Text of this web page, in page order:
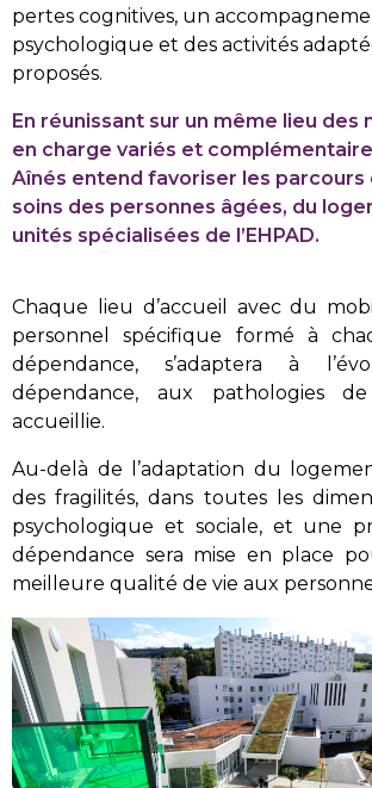
pertes cognitives, un
psychologique et des activités
proposés.
En réunissant sur un même lieu des
en charge variés et
Aînés entend favoriser les parcours
soins des personnes âgées, du
unités spécialisées de l’EHPAD.
Chaque lieu d’accueil avec du
personnel spécifique formé à
dépendance, s’adaptera à
dépendance, aux pathologies
accueillie.
Au-delà de l’adaptation du
des fragilités, dans toutes les
psychologique et sociale, et une
dépendance sera mise en place
meilleure qualité de vie aux